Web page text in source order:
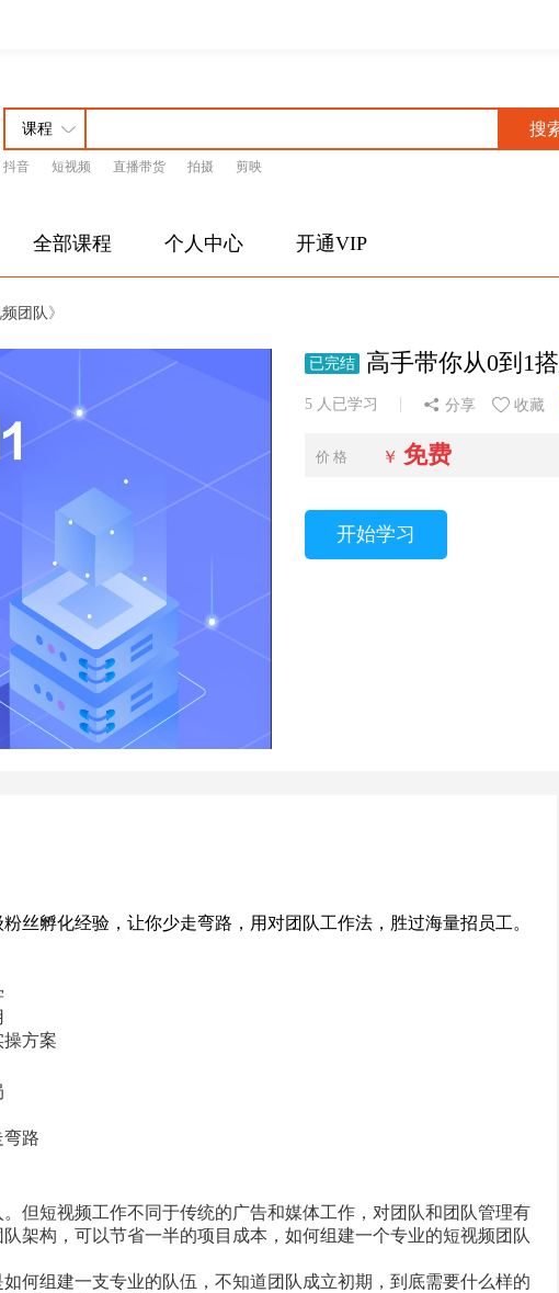
搜
抖音 短视频 直播带货 拍摄 剪映
全部课程 个人中心 开通VIP
团队 》
已完结 高手带你从0到1
5 人已学习 分享 收藏
价 格 ￥ 免费
开始学习
丝孵化经验，让你少走弯路，用对团队工作法，胜过海量招员工。
方案
弯路
但短视频工作不同于传统的广告和媒体工作，对团队和团队管理有
架构，可以节省一半的项目成本，如何组建一个专业的短视频团队
何组建一支专业的队伍，不知道团队成立初期，到底需要什么样的